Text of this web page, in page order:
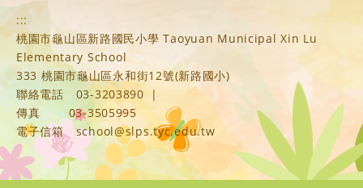
:::
桃園市龜山區新路國民小學 Taoyuan Municipal Xin Lu
Elementary School
333 桃園市龜山區永和街12號(新路國小)
聯絡電話
03-3203890
|
傳真
03-3505995
電子信箱
school@slps.tyc.edu.tw